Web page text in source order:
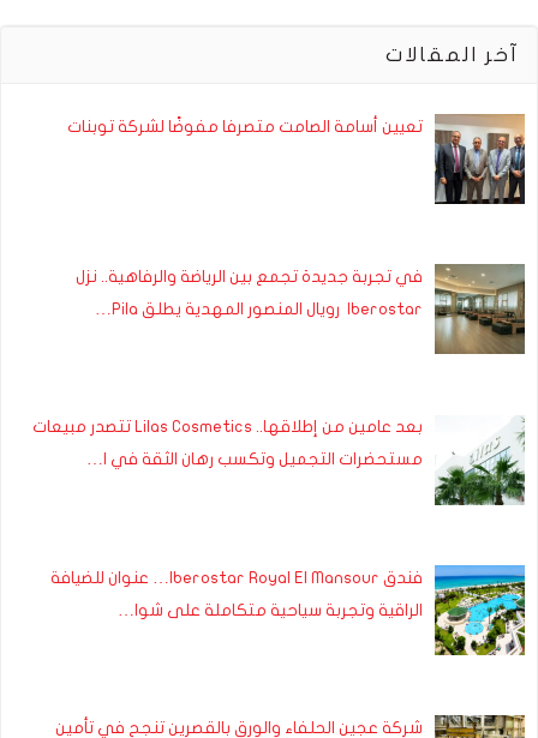
آخر المقالات
تعيين أسامة الصامت متصرفا مفوضًا لشركة توبنات
في تجربة جديدة تجمع بين الرياضة والرفاهية.. نزل
Iberostar رويال المنصور المهدية يطلق Pila…
بعد عامين من إطلاقها.. Lilas Cosmetics تتصدر مبيعات
مستحضرات التجميل وتكسب رهان الثقة في ا…
فندق Iberostar Royal El Mansour… عنوان للضيافة
الراقية وتجربة سياحية متكاملة على شوا…
شركة عجين الحلفاء والورق بالقصرين تنجح في تأمين